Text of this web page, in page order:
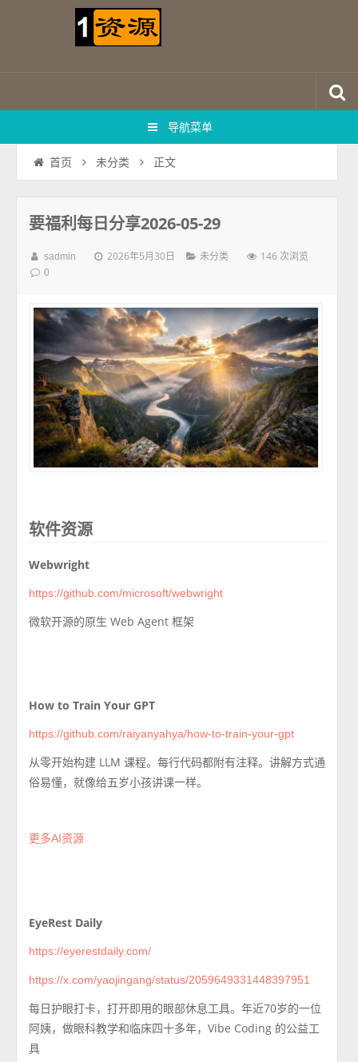
导航菜单
首页 未分类 正文
要福利每日分享2026-05-29
sadmin 2026年5月30日 未分类 146 次浏览
0
软件资源
Webwright
https://github.com/microsoft/webwright
微软开源的原生 Web Agent 框架
How to Train Your GPT
https://github.com/raiyanyahya/how-to-train-your-gpt
从零开始构建 LLM 课程。每行代码都附有注释。讲解方式通
俗易懂，就像给五岁小孩讲课一样。
更多AI资源
EyeRest Daily
https://eyerestdaily.com/
https://x.com/yaojingang/status/2059649331448397951
每日护眼打卡，打开即用的眼部休息工具。年近70岁的一位
阿姨，做眼科教学和临床四十多年，Vibe Coding 的公益工
具